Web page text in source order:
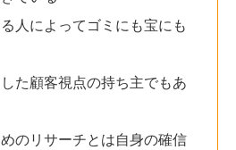
人によってゴミにも宝にも
た顧客視点の持ち主でもあ
のリサーチとは自身の確信